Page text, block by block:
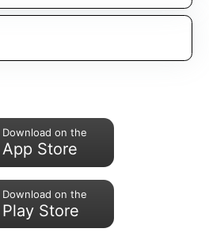
Download on the
App Store
Download on the
Play Store